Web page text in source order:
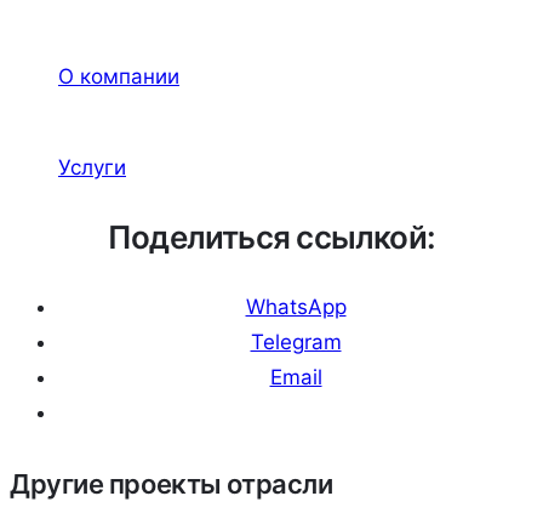
О компании
Услуги
Поделиться ссылкой:
WhatsApp
Telegram
Email
Другие проекты отрасли